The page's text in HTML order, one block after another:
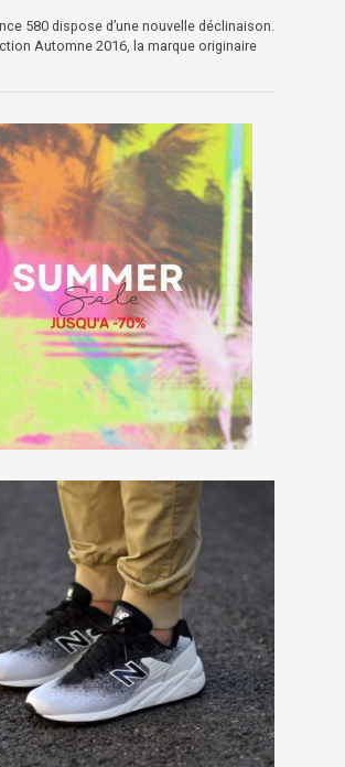
580 dispose d’une nouvelle déclinaison.
Automne 2016, la marque originaire